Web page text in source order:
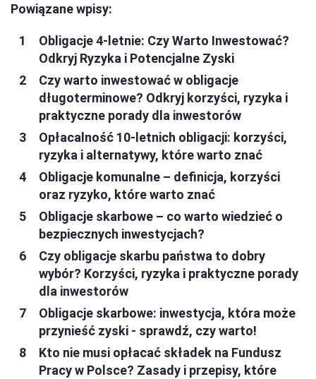
Powiązane wpisy:
Obligacje 4-letnie: Czy Warto Inwestować?
Odkryj Ryzyka i Potencjalne Zyski
Czy warto inwestować w obligacje
długoterminowe? Odkryj korzyści, ryzyka i
praktyczne porady dla inwestorów
Opłacalność 10-letnich obligacji: korzyści,
ryzyka i alternatywy, które warto znać
Obligacje komunalne – definicja, korzyści
oraz ryzyko, które warto znać
Obligacje skarbowe – co warto wiedzieć o
bezpiecznych inwestycjach?
Czy obligacje skarbu państwa to dobry
wybór? Korzyści, ryzyka i praktyczne porady
dla inwestorów
Obligacje skarbowe: inwestycja, która może
przynieść zyski - sprawdź, czy warto!
Kto nie musi opłacać składek na Fundusz
Pracy w Polsce? Zasady i przepisy, które